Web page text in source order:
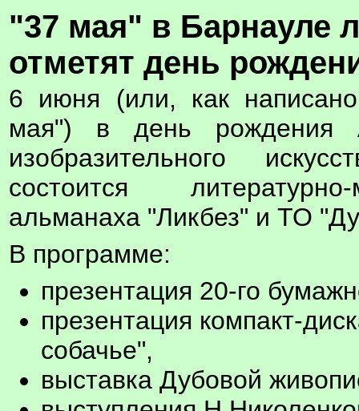
"37 мая" в Барнауле
отметят день
6 июня (или, как
мая") в день рождения
изобразительного
состоится
альманаха "Ликбез" и ТО
В программе:
презентация 20-го
презентация компакт-
собачье",
выставка Дубовой